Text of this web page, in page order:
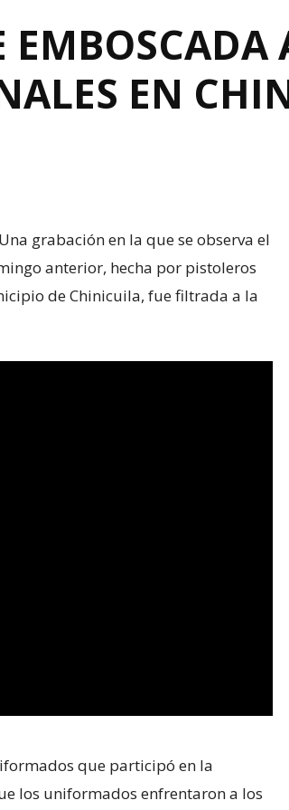
EN
grabación en la que se observa el
anterior, hecha por pistoleros
de Chinicuila, fue filtrada a la
que participó en la
los uniformados enfrentaron a los